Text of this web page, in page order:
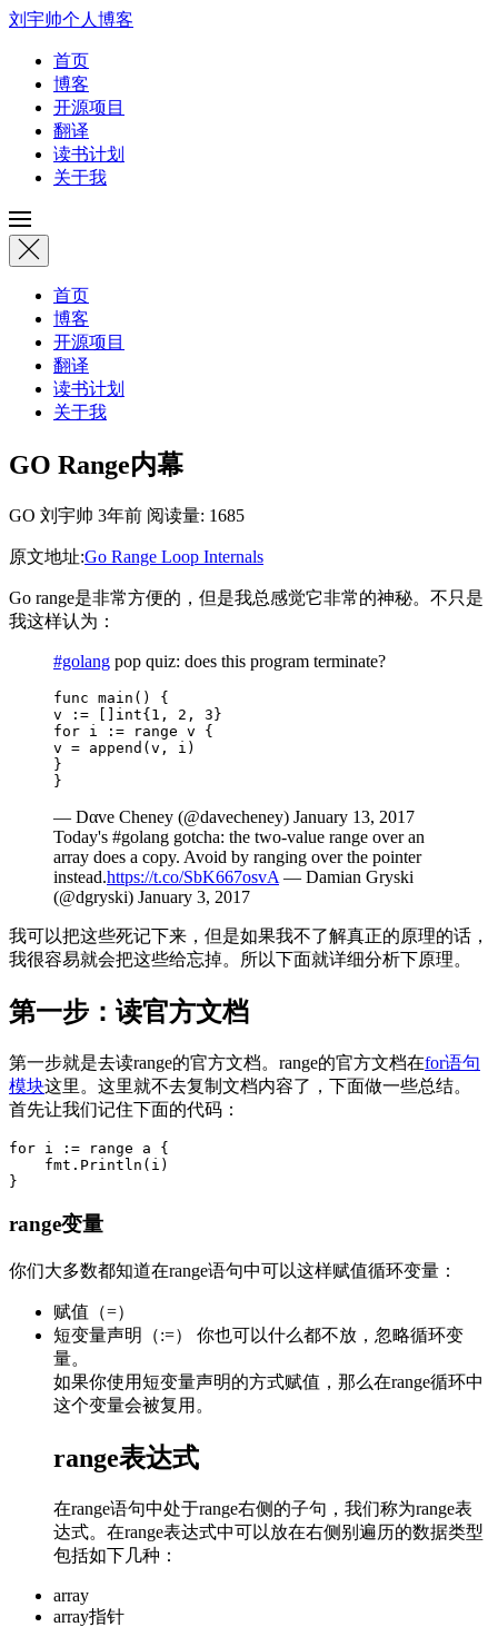
刘宇帅个人博客
首页
博客
开源项目
翻译
读书计划
关于我
首页
博客
开源项目
翻译
读书计划
关于我
GO Range内幕
GO 刘宇帅 3年前 阅读量: 1685
原文地址:Go Range Loop Internals
Go range是非常方便的，但是我总感觉它非常的神秘。不只是
我这样认为：
#golang pop quiz: does this program terminate?
func main() {
v := []int{1, 2, 3}
for i := range v {
v = append(v, i)
}
}
— Dαve Cheney (@davecheney) January 13, 2017
Today's #golang gotcha: the two-value range over an
array does a copy. Avoid by ranging over the pointer
instead.https://t.co/SbK667osvA — Damian Gryski
(@dgryski) January 3, 2017
我可以把这些死记下来，但是如果我不了解真正的原理的话，
我很容易就会把这些给忘掉。所以下面就详细分析下原理。
第一步：读官方文档
第一步就是去读range的官方文档。range的官方文档在for语句
模块这里。这里就不去复制文档内容了，下面做一些总结。
首先让我们记住下面的代码：
for i := range a {
    fmt.Println(i)
}
range变量
你们大多数都知道在range语句中可以这样赋值循环变量：
赋值（=）
短变量声明（:=） 你也可以什么都不放，忽略循环变
量。
如果你使用短变量声明的方式赋值，那么在range循环中
这个变量会被复用。
range表达式
在range语句中处于range右侧的子句，我们称为range表
达式。在range表达式中可以放在右侧别遍历的数据类型
包括如下几种：
array
array指针